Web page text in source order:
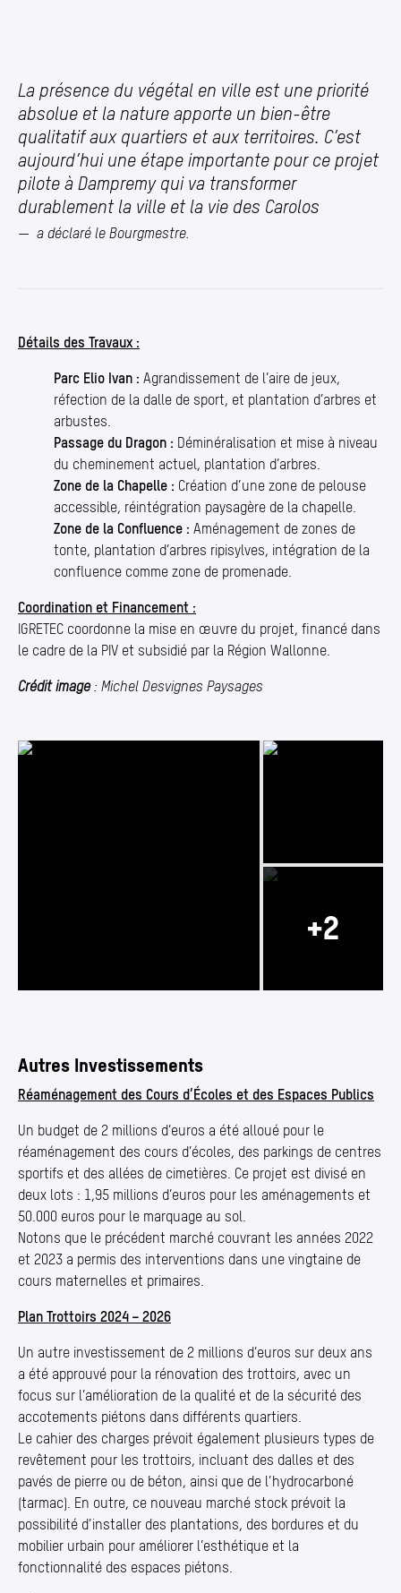
La présence du végétal en ville est une priorité
absolue et la nature apporte un bien-être
qualitatif aux quartiers et aux territoires. C’est
aujourd’hui une étape importante pour ce projet
pilote à Dampremy qui va transformer
durablement la ville et la vie des Carolos
a déclaré le Bourgmestre.
Détails des Travaux :
Parc Elio Ivan : Agrandissement de l’aire de jeux,
réfection de la dalle de sport, et plantation d’arbres et
arbustes.
Passage du Dragon : Déminéralisation et mise à niveau
du cheminement actuel, plantation d’arbres.
Zone de la Chapelle : Création d’une zone de pelouse
accessible, réintégration paysagère de la chapelle.
Zone de la Confluence : Aménagement de zones de
tonte, plantation d’arbres ripisylves, intégration de la
confluence comme zone de promenade.
Coordination et Financement :
IGRETEC coordonne la mise en œuvre du projet, financé dans
le cadre de la PIV et subsidié par la Région Wallonne.
Crédit image: Michel Desvignes Paysages
Photo 2/5
Autres Investissements
Réaménagement des Cours d’Écoles et des Espaces Publics
Un budget de 2 millions d’euros a été alloué pour le
réaménagement des cours d’écoles, des parkings de centres
sportifs et des allées de cimetières. Ce projet est divisé en
deux lots : 1,95 millions d’euros pour les aménagements et
50.000 euros pour le marquage au sol.
Notons que le précédent marché couvrant les années 2022
et 2023 a permis des interventions dans une vingtaine de
cours maternelles et primaires.
Plan Trottoirs 2024 – 2026
Un autre investissement de 2 millions d’euros sur deux ans
a été approuvé pour la rénovation des trottoirs, avec un
focus sur l’amélioration de la qualité et de la sécurité des
accotements piétons dans différents quartiers.
Le cahier des charges prévoit également plusieurs types de
revêtement pour les trottoirs, incluant des dalles et des
pavés de pierre ou de béton, ainsi que de l’hydrocarboné
(tarmac). En outre, ce nouveau marché stock prévoit la
possibilité d’installer des plantations, des bordures et du
mobilier urbain pour améliorer l’esthétique et la
fonctionnalité des espaces piétons.